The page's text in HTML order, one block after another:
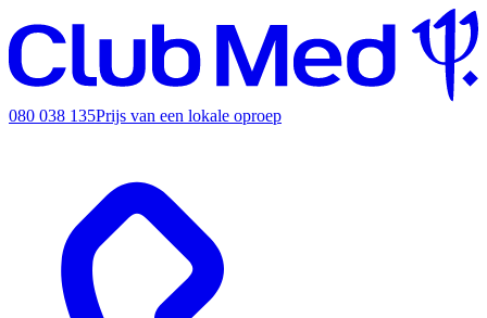
080 038 135Prijs van een lokale oproep